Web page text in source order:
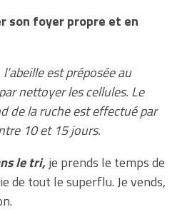
son foyer propre et en
est préposée au
nettoyer les cellules. Le
de la ruche est effectué par
10 et 15 jours.
le tri,je prends le temps de
de tout le superflu. Je vends,